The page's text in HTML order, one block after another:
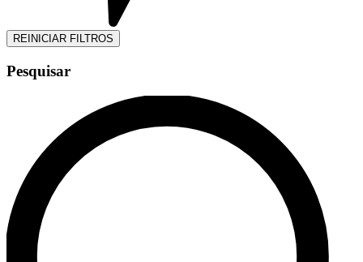
REINICIAR FILTROS
Pesquisar